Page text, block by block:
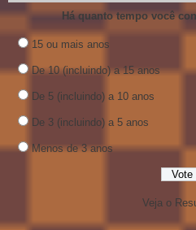
Há quanto tempo você
15 ou mais anos
De 10 (incluindo) a 15 anos
De 5 (incluindo) a 10 anos
De 3 (incluindo) a 5 anos
Menos de 3 anos
Veja o